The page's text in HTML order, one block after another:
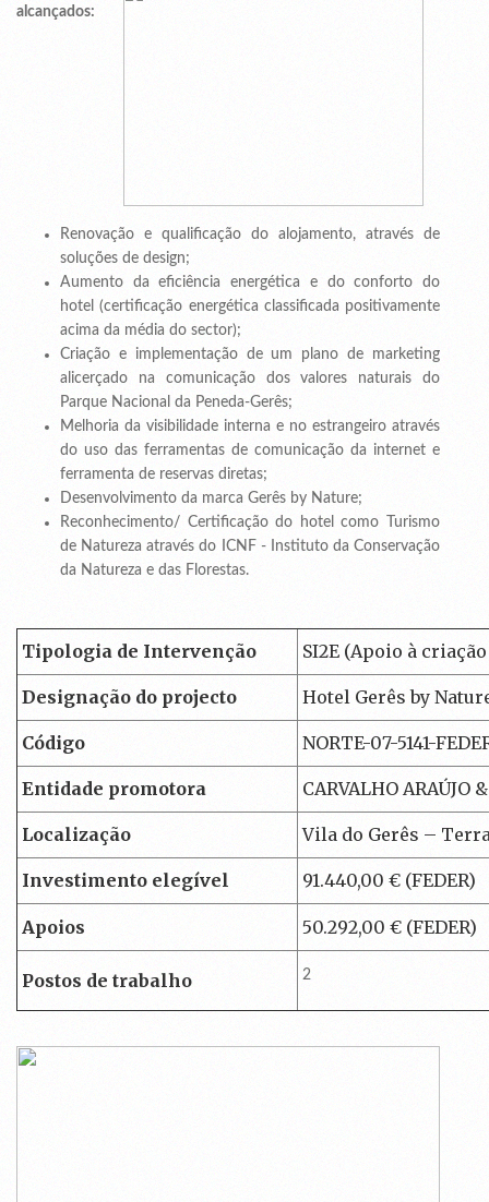
alcançados:
Renovação e qualificação do alojamento, através de
soluções de design;
Aumento da eficiência energética e do conforto do
hotel (certificação energética classificada positivamente
acima da média do sector);
Criação e implementação de um plano de marketing
alicerçado na comunicação dos valores naturais do
Parque Nacional da Peneda-Gerês;
Melhoria da visibilidade interna e no estrangeiro através
do uso das ferramentas de comunicação da internet e
ferramenta de reservas diretas;
Desenvolvimento da marca Gerês by Nature;
Reconhecimento/ Certificação do hotel como Turismo
de Natureza através do ICNF - Instituto da Conservação
da Natureza e das Florestas.
Tipologia de Intervenção SI2E (Apoio à
Designação do projecto Hotel Gerês by
Código NORTE-07-5141-
Entidade promotora CARVALHO ARAÚJO
Localização Vila do Gerês –
Investimento elegível 91.440,00 € (FEDER)
Apoios 50.292,00 € (FEDER)
Postos de trabalho 2